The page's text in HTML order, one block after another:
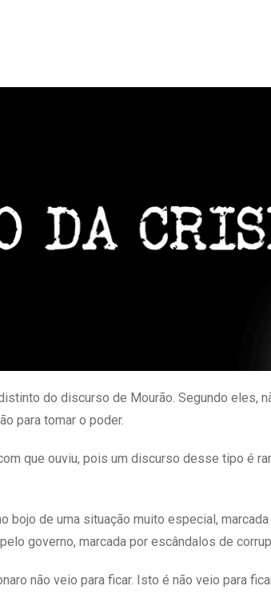
do discurso de Mourão. Segundo eles,
para tomar o poder.
que ouviu, pois um discurso desse tipo é
bojo de uma situação muito especial,
governo, marcada por escândalos de
não veio para ficar. Isto é não veio para